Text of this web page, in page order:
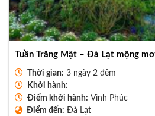
Tuần Trăng Mật – Đà Lạt mộng mơ
Thời gian: 3 ngày 2 đêm
Khởi hành:
Điểm khởi hành: Vĩnh Phúc
Điểm đến: Đà Lạt